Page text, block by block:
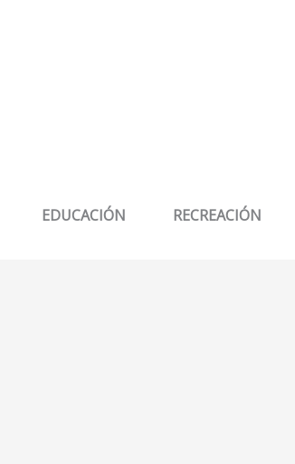
EDUCACIÓN RECREACIÓN